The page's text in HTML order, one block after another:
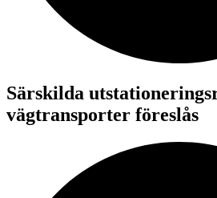
Särskilda
vägtransporter föreslås